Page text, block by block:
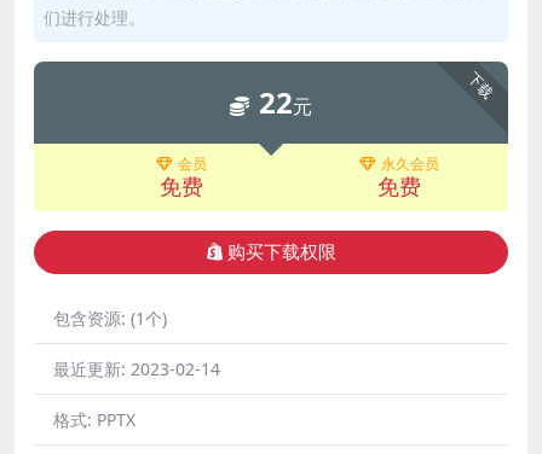
们进行处理。
下载
22元
会员
免费
永久会员
免费
购买下载权限
包含资源: (1个)
最近更新: 2023-02-14
格式: PPTX